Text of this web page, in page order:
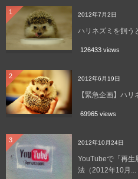
1 2012年7月2日
ハリネズミを飼う
126433 views
2 2012年6月19日
【緊急企画】ハ
69965 views
3 2012年10月24日
YouTubeで「再生
法（2012年10月...